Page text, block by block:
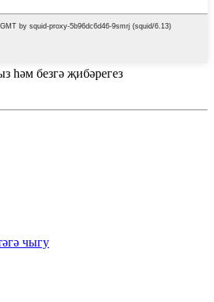
һәм безгә җибәрегез
чыгу